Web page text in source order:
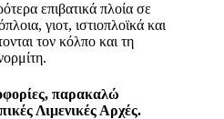
επιβατικά πλοία σε
γιοτ, ιστιοπλοϊκά και
τον κόλπο και τη
παρακαλώ
Λιμενικές Αρχές.